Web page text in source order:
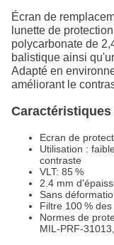
Écran de
lunette de
polycarbonate de
balistique ainsi
Adapté en
améliorant le
Caractéristiques
Ecran de
Utilisation :
contraste
VLT: 85 %
2.4 mm
Sans
Filtre 100 % des
Normes de
MIL-PRF-